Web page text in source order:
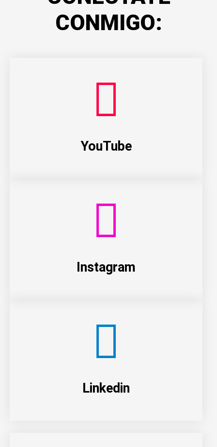
CONMIGO:
YouTube
Instagram
Linkedin